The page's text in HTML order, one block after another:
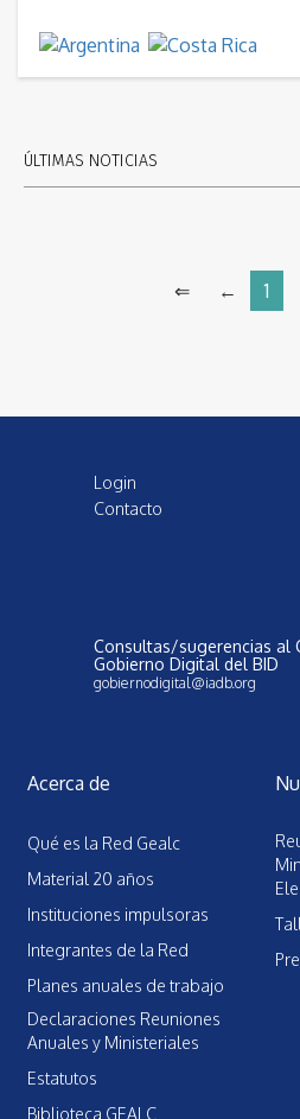
ÚLTIMAS NOTICIAS
⇐ ← 1
Login
Contacto
Consultas/sugerencias al
Gobierno Digital del BID
gobiernodigital@iadb.org
Acerca de
Qué es la Red Gealc
Material 20 años
Instituciones impulsoras
Integrantes de la Red
Planes anuales de trabajo
Declaraciones Reuniones
Anuales y Ministeriales
Estatutos
Biblioteca GEALC